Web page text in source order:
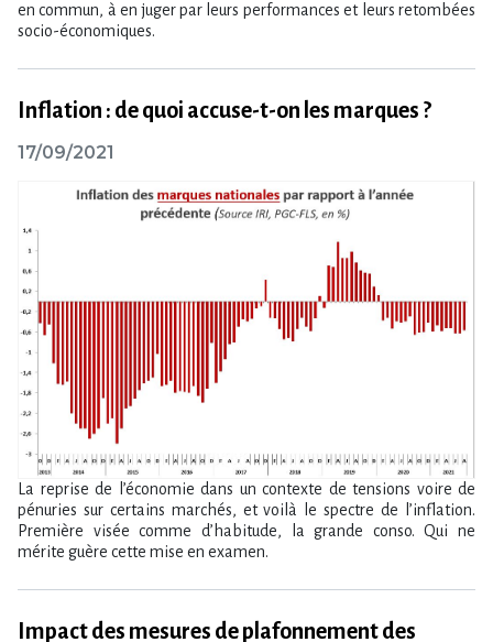
en commun, à en juger par leurs performances et leurs retombées
socio-économiques.
Inflation : de quoi accuse-t-on les marques ?
17/09/2021
La reprise de l’économie dans un contexte de tensions voire de
pénuries sur certains marchés, et voilà le spectre de l’inflation.
Première visée comme d’habitude, la grande conso. Qui ne
mérite guère cette mise en examen.
Impact des mesures de plafonnement des